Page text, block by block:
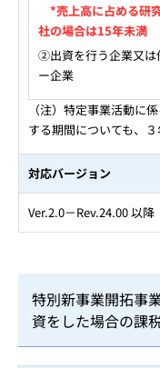
*売上高に占める研
社の場合は15年未満
②出資を行う企業又は
ー企業
（注）特定事業活動に
する期間についても、
対応バージョン
Ver.2.0－Rev.24.00 以降
特別新事業開拓事
資をした場合の課